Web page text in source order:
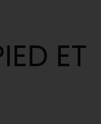
ET